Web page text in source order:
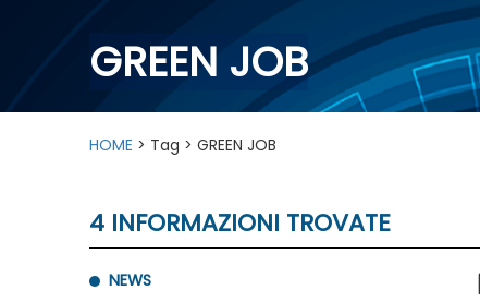
GREEN JOB
HOME > Tag > GREEN JOB
4 INFORMAZIONI TROVATE
NEWS